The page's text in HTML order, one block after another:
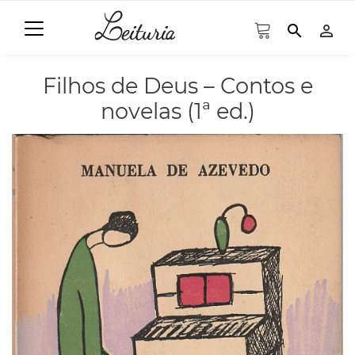
search person_outline
Filhos de Deus – Contos e
novelas (1ª ed.)